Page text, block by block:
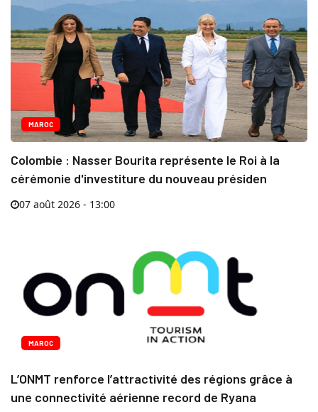
MAROC
Colombie : Nasser Bourita représente le Roi à la
cérémonie d'investiture du nouveau présiden
07 août 2026 - 13:00
MAROC
L’ONMT renforce l’attractivité des régions grâce à
une connectivité aérienne record de Ryana